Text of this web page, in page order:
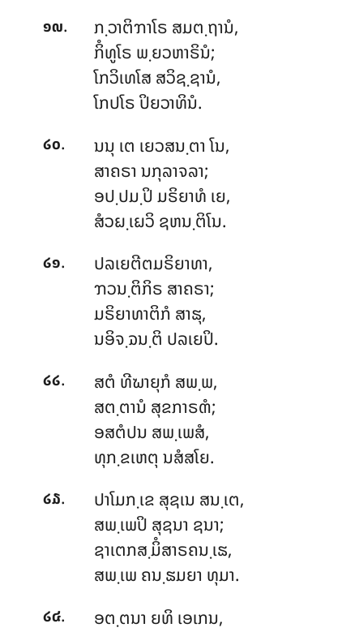
໑໙. ກ຺ວາຕິຠາໂຣ ສມຕ຺ຖານໍ,
ກິໍທູໂຣ ພ຺ຍວຫາຣິນໍ;
ໂກວິເທໂສ ສວິຊ຺ຊານໍ,
ໂກປໂຣ ປິຍວາທິນໍ.
໒໐.
ນນຸ ເຕ ເຍວສນ຺ຕາ ໂນ,
ສາຄຣາ ນກຸລາຈລາ;
ອປ຺ປມ຺ປິ ມຣິຍາທໍ ເຍ,
ສໍວຏ຺ເຏວິ ຊຫນ຺ຕິໂນ.
໒໑. ປລເຍຕີຕມຣິຍາທາ,
ຠວນ຺ຕິກິຣ ສາຄຣາ;
ມຣິຍາທາຕິກໍ ສາຘຸ,
ນອິຈ຺ຉນ຺ຕິ ປລເຍປິ.
໒໒.
ສຕໍ ທີຆາຍຸກໍ ສພ຺ພ,
ສຕ຺ຕານໍ ສຸຂກາຣຓໍ;
ອສຕໍປນ ສພ຺ເພສໍ,
ທຸກ຺ຂເຫຕຸ ນສໍສໂຍ.
໒໓. ປາໂມກ຺ເຂ ສຸຊເນ ສນ຺ເຕ,
ສພ຺ເພປິ ສຸຊນາ ຊນາ;
ຊາເຕກສ຺ມິໍສາຣຄນ຺ເຘ,
ສພ຺ເພ ຄນ຺ຘມຍາ ທຸມາ.
໒໔.
ອຕ຺ຕນາ ຍທິ ເອເກນ,